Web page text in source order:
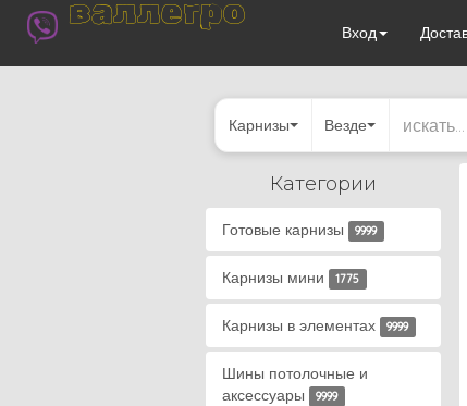
валлегро
Вход
Карнизы Везде
Категории
Готовые карнизы 9999
Карнизы мини 1775
Карнизы в элементах 9999
Шины потолочные и
аксессуары
9999